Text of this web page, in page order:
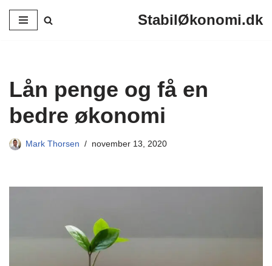
Spring
StabilØkonomi.dk
Lån penge og få en
bedre økonomi
Mark Thorsen november 13, 2020